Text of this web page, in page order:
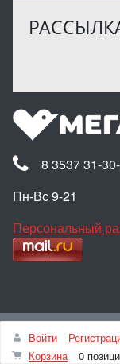
8 3537 31-
Пн-Вс 9-21
Персональный
Войти
Корзина
0